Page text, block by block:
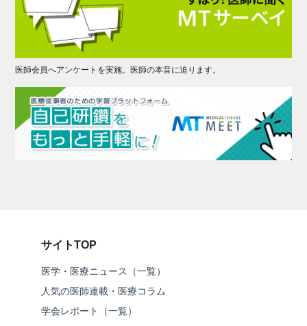
医師会員へアンケートを実施。医師の本音に迫ります。
サイトTOP
医学・医療ニュース（一覧）
人気の医師連載・医療コラム
学会レポート（一覧）